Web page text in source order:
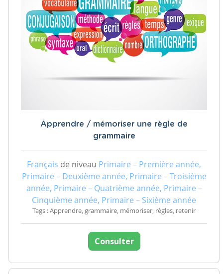
Apprendre / mémoriser une règle de
grammaire
Français de niveau Primaire – Première année,
Primaire – Deuxième année, Primaire – Troisième
année, Primaire – Quatrième année, Primaire –
Cinquième année, Primaire – Sixième année
Tags : Apprendre, grammaire, mémoriser, règles, retenir
Consulter